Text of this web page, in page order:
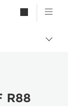
Logo, back to
R88